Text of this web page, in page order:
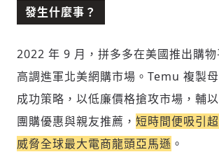
登入或註冊
輸入 Email 驗證碼
將此文章當作禮物
發生什麼事？
2022 年 9 月，拼多多在美國推出購物
高調進軍北美網購市場。Temu 複製
成功策略，以低廉價格搶攻市場，輔
團購優惠與親友推薦， 短時間便吸引
威脅全球最大電商龍頭亞馬遜 。
運用段落闡述想法：表達觀點清楚
多元領域交流更有脈絡化
討論聚焦議題本身：尊重不同角度
觀點，以及言論
避免不理性的用詞：不因個人主觀
同，而使用情緒性攻擊字眼
禁止歧視性的言論：不對他人種族
性別等身份，發表歧視言論
反對任何型式騷擾：杜絕包含但不